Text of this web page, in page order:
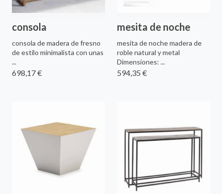
consola
consola de madera de fresno
de estilo minimalista con unas
...
698,17 €
mesita de noche
mesita de noche madera de
roble natural y metal
Dimensiones: ...
594,35 €